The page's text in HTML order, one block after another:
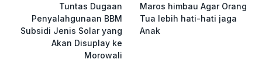
Tuntas Dugaan
Penyalahgunaan BBM
Subsidi Jenis Solar yang
Akan Disuplay ke
Morowali
Maros himbau Agar Orang
Tua lebih hati-hati jaga
Anak